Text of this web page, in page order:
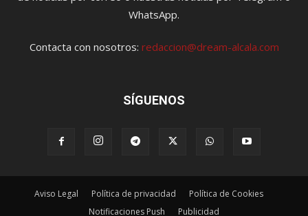
WhatsApp.
Contacta con nosotros: redaccion@dream-alcala.com
SÍGUENOS
Aviso Legal Política de privacidad
Política de Cookies
Notificaciones Push
Publicidad